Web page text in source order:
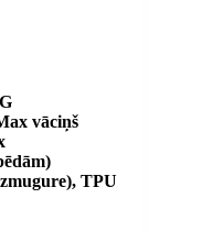
vāciņš
TPU